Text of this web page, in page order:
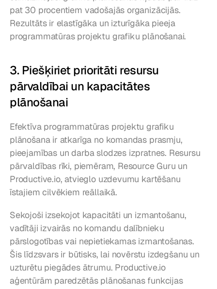
pat 30 procentiem vadošajās organizācijās.
Rezultāts ir elastīgāka un izturīgāka pieeja
programmatūras projektu grafiku plānošanai.
3. Piešķiriet prioritāti resursu
pārvaldībai un kapacitātes
plānošanai
Efektīva programmatūras projektu grafiku
plānošana ir atkarīga no komandas prasmju,
pieejamības un darba slodzes izpratnes. Resursu
pārvaldības rīki, piemēram, Resource Guru un
Productive.io, atvieglo uzdevumu kartēšanu
īstajiem cilvēkiem reāllaikā.
Sekojoši izsekojot kapacitāti un izmantošanu,
vadītāji izvairās no komandu dalībnieku
pārslogotības vai nepietiekamas izmantošanas.
Šis līdzsvars ir būtisks, lai novērstu izdegšanu un
uzturētu piegādes ātrumu. Productive.io
aģentūrām paredzētās plānošanas funkcijas